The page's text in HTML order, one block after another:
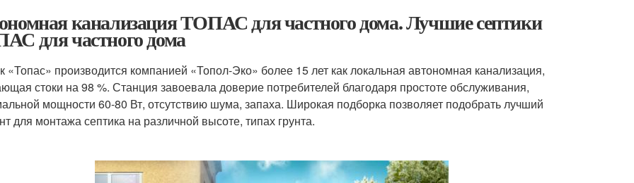
канализация ТОПАС для частного дома. Лучшие септики
для частного дома
«Топас» производится компанией «Топол-Эко» более 15 лет как локальная автономная канализация,
стоки на 98 %. Станция завоевала доверие потребителей благодаря простоте обслуживания,
мощности 60-80 Вт, отсутствию шума, запаха. Широкая подборка позволяет подобрать лучший
для монтажа септика на различной высоте, типах грунта.